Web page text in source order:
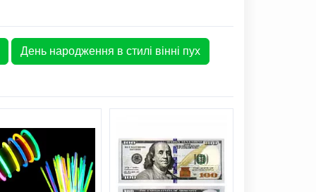
День народження в стилі вінні пух